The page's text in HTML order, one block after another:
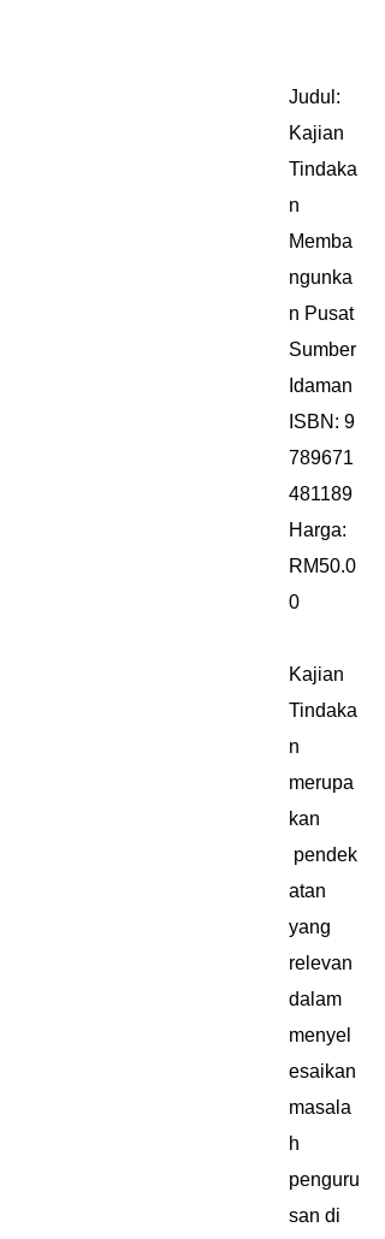
Judul:
Kajian
Tindaka
n
Memba
ngunka
n Pusat
Sumber
Idaman
ISBN: 9
789671
481189
Harga:
RM50.0
0
Kajian
Tindaka
n
merupa
kan
pendek
atan
yang
relevan
dalam
menyel
esaikan
masala
h
penguru
san di